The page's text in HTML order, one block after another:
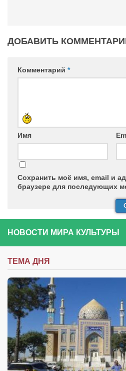
ДОБАВИТЬ
Комментарий *
Имя
Сохранить моё имя, email и
браузере для последующих
НОВОСТИ МИРА КУЛЬТУРЫ
ТЕМА ДНЯ